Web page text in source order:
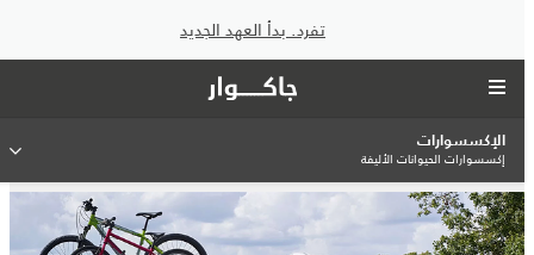
تفرد. بدأ العهد الجديد
الإكسسوارات
إكسسوارات الحيوانات الأليفة